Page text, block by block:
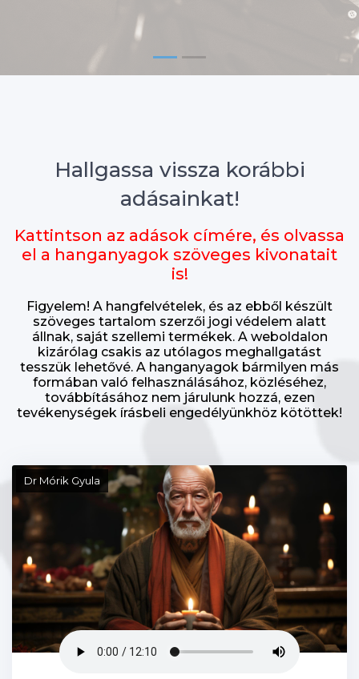
Hallgassa vissza korábbi
adásainkat!
Kattintson az adások címére, és olvassa
el a hanganyagok szöveges kivonatait
is!
Figyelem! A hangfelvételek, és az ebből készült
szöveges tartalom szerzői jogi védelem alatt
állnak, saját szellemi termékek. A weboldalon
kizárólag csakis az utólagos meghallgatást
tesszük lehetővé. A hanganyagok bármilyen más
formában való felhasználásához, közléséhez,
továbbításához nem járulunk hozzá, ezen
tevékenységek írásbeli engedélyünkhöz kötöttek!
Dr Mórik Gyula